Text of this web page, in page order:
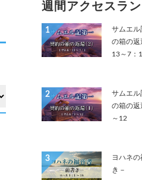
週間アクセスラ
1
サムエル
の箱の返
13～7：1
2
サムエル
の箱の返
～12
3
ヨハネ
き－